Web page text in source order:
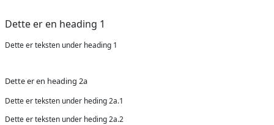
Dette er en heading 1
Dette er teksten under heading 1
Dette er en heading 2a
Dette er teksten under heding 2a.1
Dette er teksten under heding 2a.2